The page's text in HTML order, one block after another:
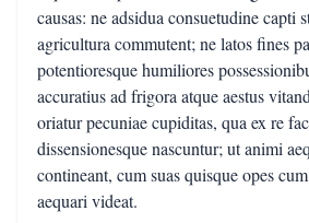
causas: ne adsidua consuetudine capti
agricultura commutent; ne latos fines
potentioresque humiliores
accuratius ad frigora atque aestus
oriatur pecuniae cupiditas, qua ex re
dissensionesque nascuntur; ut animi
contineant, cum suas quisque opes
aequari videat.